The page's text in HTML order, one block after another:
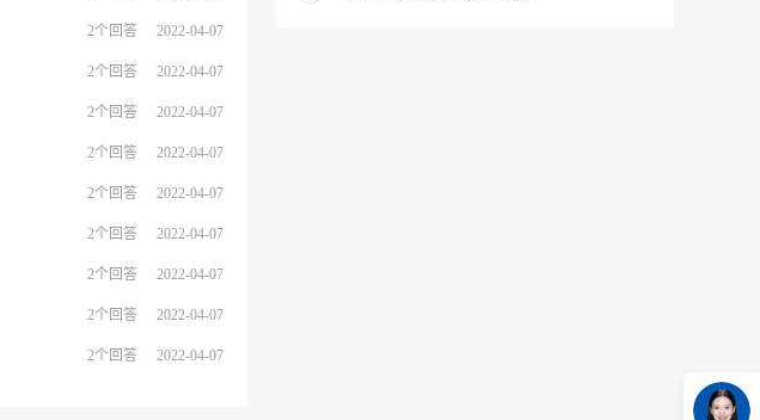
2个回答 2022-04-07
2个回答 2022-04-07
2个回答 2022-04-07
2个回答 2022-04-07
2个回答 2022-04-07
2个回答 2022-04-07
2个回答 2022-04-07
2个回答 2022-04-07
2个回答 2022-04-07